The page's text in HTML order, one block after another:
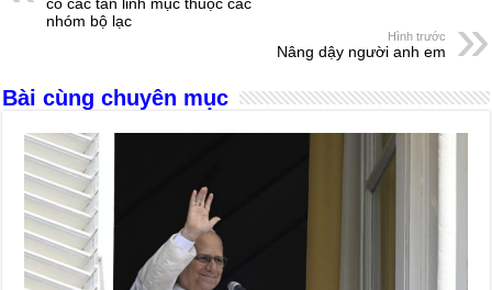
o
k
g
nhóm bộ lạc
Hình trước
Nâng dậy người anh em
Bài cùng chuyên mục